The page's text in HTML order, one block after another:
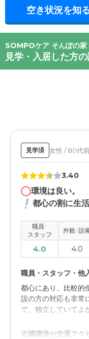
空き状況を知
SOMPOケア そんぽの家
見学・入居した方
見学済 女性 / 80代
3.40
環境は良い。
都心の割に生
職員･
スタッフ
外観･設
4.0 4.0
職員・スタッフ・他
都心にあり、比較的
設の方の対応も非常
で、独立していてよ
近隣環境や交通アク